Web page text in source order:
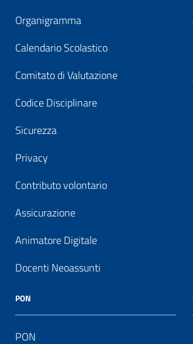
Organigramma
Calendario Scolastico
Comitato di Valutazione
Codice Disciplinare
Sicurezza
Privacy
Contributo volontario
Assicurazione
Animatore Digitale
Docenti Neoassunti
PON
PON